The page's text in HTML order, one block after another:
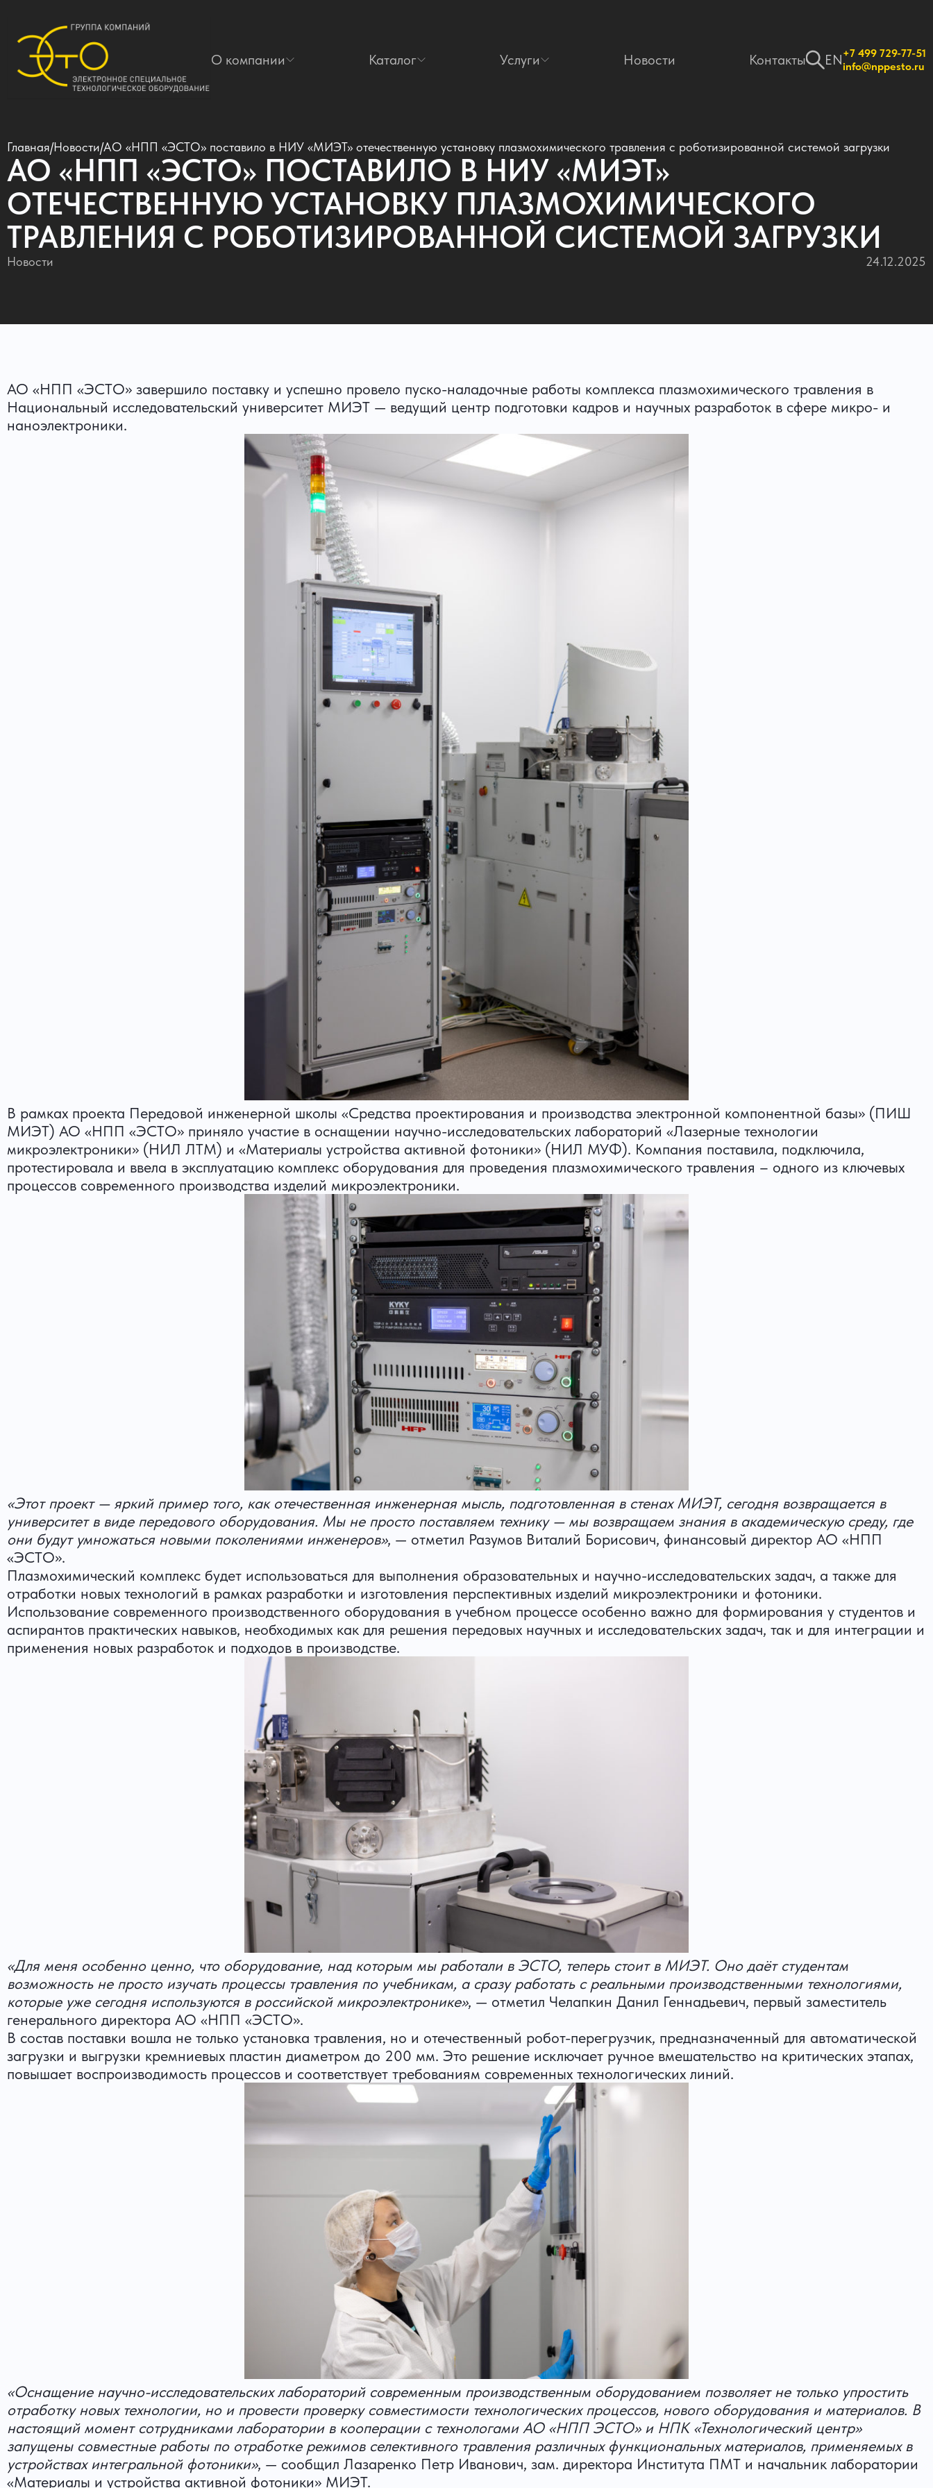
О компании Каталог Услуги Новости Контакты EN+7 499 729-77-51
info@nppesto.ru
Главная/Новости/АО «НПП «ЭСТО» поставило в НИУ «МИЭТ» отечественную установку плазмохимического травления с роботизированной системой загрузки
АО «НПП «ЭСТО» ПОСТАВИЛО В НИУ «МИЭТ»
ОТЕЧЕСТВЕННУЮ УСТАНОВКУ ПЛАЗМОХИМИЧЕСКОГО
ТРАВЛЕНИЯ С РОБОТИЗИРОВАННОЙ СИСТЕМОЙ ЗАГРУЗКИ
Новости 24.12.2025
АО «НПП «ЭСТО» завершило поставку и успешно провело пуско-наладочные работы комплекса плазмохимического травления в
Национальный исследовательский университет МИЭТ — ведущий центр подготовки кадров и научных разработок в сфере микро- и
наноэлектроники.
В рамках проекта Передовой инженерной школы «Средства проектирования и производства электронной компонентной базы» (ПИШ
МИЭТ) АО «НПП «ЭСТО» приняло участие в оснащении научно-исследовательских лабораторий «Лазерные технологии
микроэлектроники» (НИЛ ЛТМ) и «Материалы устройства активной фотоники» (НИЛ МУФ). Компания поставила, подключила,
протестировала и ввела в эксплуатацию комплекс оборудования для проведения плазмохимического травления – одного из ключевых
процессов современного производства изделий микроэлектроники.
«Этот проект — яркий пример того, как отечественная инженерная мысль, подготовленная в стенах МИЭТ, сегодня возвращается в
университет в виде передового оборудования. Мы не просто поставляем технику — мы возвращаем знания в академическую среду, где
они будут умножаться новыми поколениями инженеров», — отметил Разумов Виталий Борисович, финансовый директор АО «НПП
«ЭСТО».
Плазмохимический комплекс будет использоваться для выполнения образовательных и научно-исследовательских задач, а также для
отработки новых технологий в рамках разработки и изготовления перспективных изделий микроэлектроники и фотоники.
Использование современного производственного оборудования в учебном процессе особенно важно для формирования у студентов и
аспирантов практических навыков, необходимых как для решения передовых научных и исследовательских задач, так и для интеграции и
применения новых разработок и подходов в производстве.
«Для меня особенно ценно, что оборудование, над которым мы работали в ЭСТО, теперь стоит в МИЭТ. Оно даёт студентам
возможность не просто изучать процессы травления по учебникам, а сразу работать с реальными производственными технологиями,
которые уже сегодня используются в российской микроэлектронике», — отметил Челапкин Данил Геннадьевич, первый заместитель
генерального директора АО «НПП «ЭСТО».
В состав поставки вошла не только установка травления, но и отечественный робот-перегрузчик, предназначенный для автоматической
загрузки и выгрузки кремниевых пластин диаметром до 200 мм. Это решение исключает ручное вмешательство на критических этапах,
повышает воспроизводимость процессов и соответствует требованиям современных технологических линий.
«Оснащение научно-исследовательских лабораторий современным производственным оборудованием позволяет не только упростить
отработку новых технологии, но и провести проверку совместимости технологических процессов, нового оборудования и материалов. В
настоящий момент сотрудниками лаборатории в кооперации с технологами АО «НПП ЭСТО» и НПК «Технологический центр»
запущены совместные работы по отработке режимов селективного травления различных функциональных материалов, применяемых в
устройствах интегральной фотоники», — сообщил Лазаренко Петр Иванович, зам. директора Института ПМТ и начальник лаборатории
«Материалы и устройства активной фотоники» МИЭТ.